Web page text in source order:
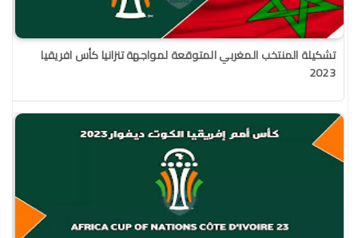
تشكيلة المنتخب المغربي المتوقعة لمواجهة تنزانيا كأس افريقيا
2023